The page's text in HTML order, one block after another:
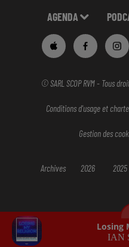
Losing
IAN
AGENDA
© SARL SCOP RVM - Tous
Conditions d'usage et
Gestion des
Archives 2026 2025